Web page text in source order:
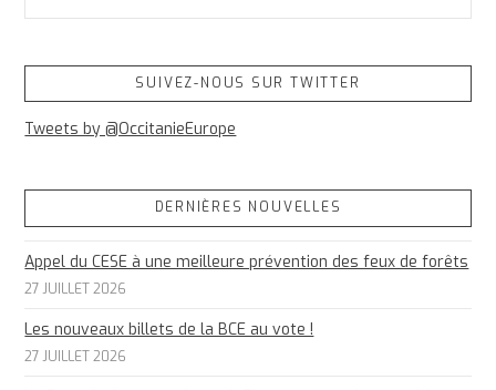
SUIVEZ-NOUS SUR TWITTER
Tweets by @OccitanieEurope
DERNIÈRES NOUVELLES
Appel du CESE à une meilleure prévention des feux de forêts
27 JUILLET 2026
Les nouveaux billets de la BCE au vote !
27 JUILLET 2026